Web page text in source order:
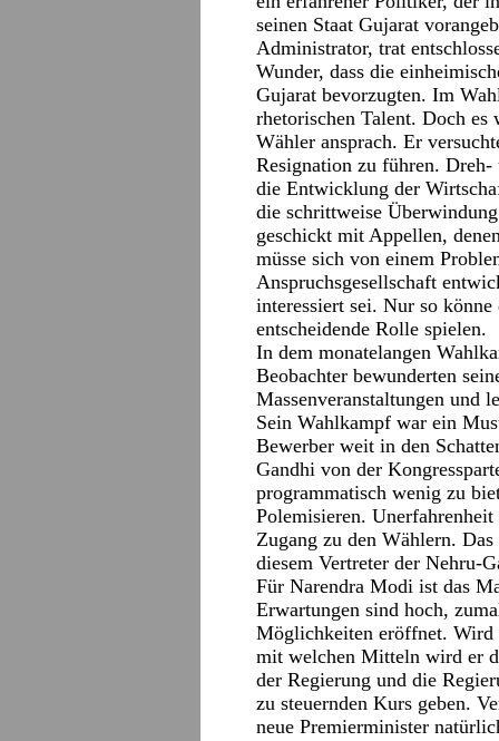
seinen Staat Gujarat
Administrator, trat
Wunder, dass die
Gujarat bevorzugten. Im
rhetorischen Talent. Doch
Wähler ansprach. Er
Resignation zu führen. Dreh-
die Entwicklung der
die schrittweise
geschickt mit Appellen,
müsse sich von einem
Anspruchsgesellschaft
interessiert sei. Nur so
entscheidende Rolle spielen.
In dem monatelangen
Beobachter bewunderten
Massenveranstaltungen und
Sein Wahlkampf war ein
Bewerber weit in den
Gandhi von der
programmatisch wenig zu
Polemisieren.
Zugang zu den Wählern.
diesem Vertreter der Nehru-
Für Narendra Modi ist das
Erwartungen sind hoch,
Möglichkeiten eröffnet. Wird
mit welchen Mitteln wird er
der Regierung und die
zu steuernden Kurs geben.
neue Premierminister